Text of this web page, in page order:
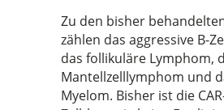
Zu den bisher
zählen das aggressive B-
das follikuläre Lymphom,
Mantellzelllymphom und
Myelom. Bisher ist die